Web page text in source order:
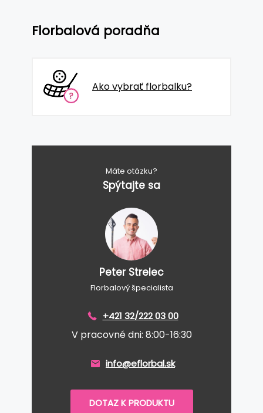
Florbalová poradňa
Ako vybrať florbalku?
Máte otázku?
Spýtajte sa
Peter Strelec
Florbalový špecialista
+421 32/222 03 00
V pracovné dni: 8:00-16:30
info@eflorbal.sk
DOTAZ K PRODUKTU